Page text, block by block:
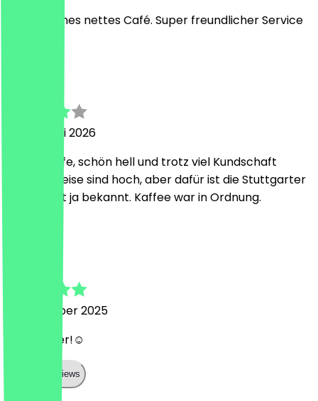
Sehr schönes nettes Café. Super freundlicher Service
23 februari 2026
Nettes Cafe, schön hell und trotz viel Kundschaft
sauber. Preise sind hoch, aber dafür ist die Stuttgarter
Innenstadt ja bekannt. Kaffee war in Ordnung.
13 december 2025
Sehr lecker!☺️
Show all reviews